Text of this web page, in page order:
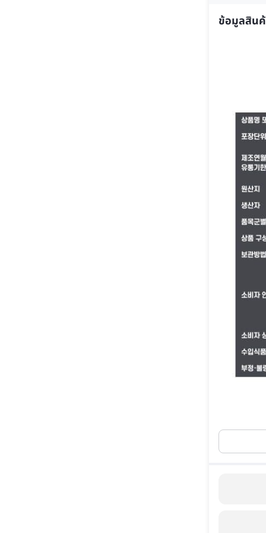
ข้อมูลสิน